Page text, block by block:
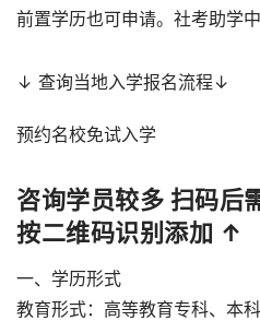
前置学历也可申请。社考助学
↓ 查询当地入学报名流程↓
预约名校免试入学
咨询学员较多 扫码
按二维码识别添加 ↑
一、学历形式
教育形式：高等教育专科、本